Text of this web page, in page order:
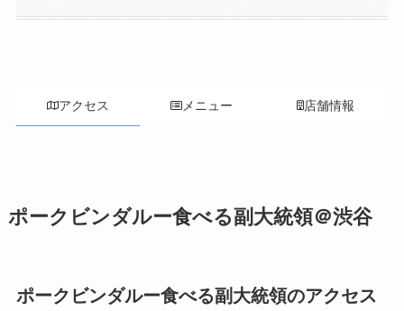
アクセス メニュー 店舗情報
ポークビンダルー食べる副大統領＠渋谷
ポークビンダルー食べる副大統領のアクセス